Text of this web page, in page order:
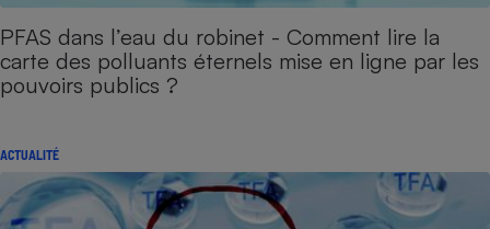
PFAS dans l’eau du robinet - Comment lire la
carte des polluants éternels mise en ligne par les
pouvoirs publics ?
ACTUALITÉ